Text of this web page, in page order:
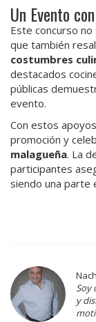
Un Evento
Este concurso
que también
costumbres
destacados
públicas
evento.
Con estos
promoción y
malagueña. La
participantes
siendo una parte
Soy
y